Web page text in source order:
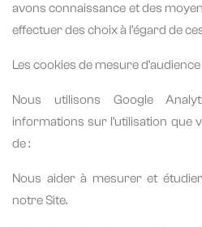
avons connaissance et des
effectuer des choix à l’égard de
Les cookies de mesure d’audience
Nous utilisons Google
informations sur l’utilisation que
de :
Nous aider à mesurer et
notre Site.